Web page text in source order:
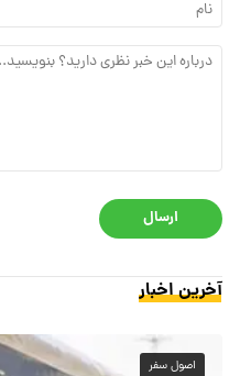
ارسال
آخرین اخبار
اصول سفر